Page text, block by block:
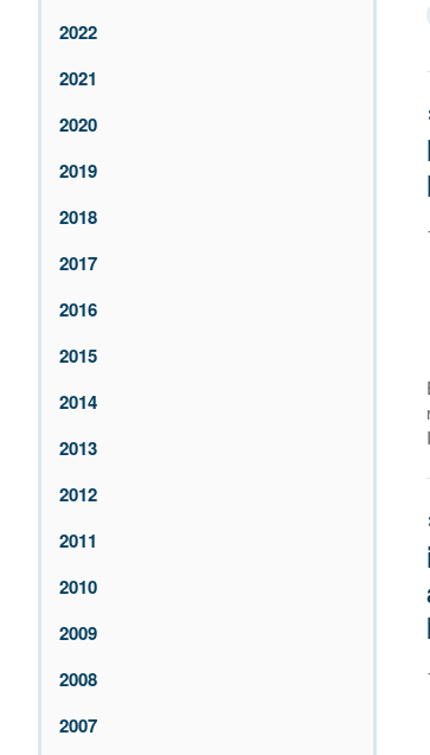
2022
2021
2020
2019
2018
2017
2016
2015
2014
2013
2012
2011
2010
2009
2008
2007